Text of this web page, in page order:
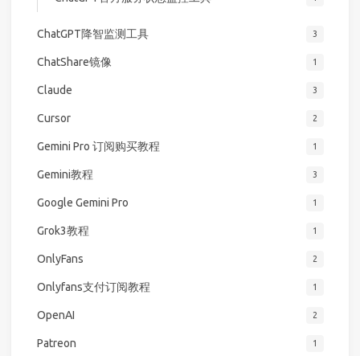
ChatGPT降智监测工具 3
ChatShare镜像 1
Claude 3
Cursor 2
Gemini Pro 订阅购买教程 1
Gemini教程 3
Google Gemini Pro 1
Grok3教程 1
OnlyFans 2
Onlyfans支付订阅教程 1
OpenAI 2
Patreon 1